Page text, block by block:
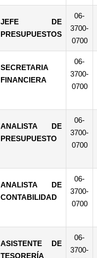
JEFE DE
PRESUPUESTOS
06-
3700-
0700
SECRETARIA
FINANCIERA
06-
3700-
0700
ANALISTA DE
PRESUPUESTO
06-
3700-
0700
ANALISTA DE
CONTABILIDAD
06-
3700-
0700
ASISTENTE DE
TESORERÍA
06-
3700-